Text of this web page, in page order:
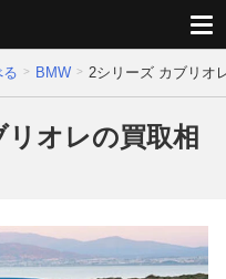
BMW 2シリーズ カブリオ
オレの買取相